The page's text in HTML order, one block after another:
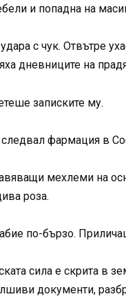
и попадна на
с чук. Отвътре
дневниците на
записките му.
фармация в
мехлеми на
роза.
по-бързо.
сила е скрита
документи,